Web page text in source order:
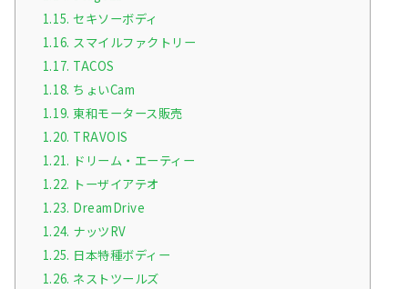
1.15. セキソーボディ
1.16. スマイルファクトリー
1.17. TACOS
1.18. ちょいCam
1.19. 東和モータース販売
1.20. TRAVOIS
1.21. ドリーム・エーティー
1.22. トーザイアテオ
1.23. DreamDrive
1.24. ナッツRV
1.25. 日本特種ボディー
1.26. ネストツールズ